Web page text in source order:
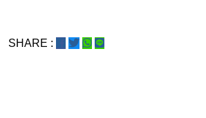
SHARE :